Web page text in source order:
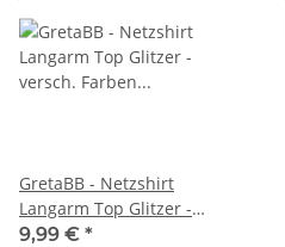
GretaBB - Netzshirt
Langarm Top Glitzer -
versch. Farben (S-L)
9,99 € *